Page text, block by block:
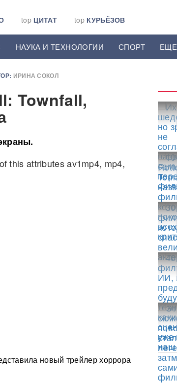
top ЦИТАТ top КУРЬЁЗОВ
НАУКА И ТЕХНОЛОГИИ СПОРТ ЕЩЕ
ИРИНА СОКОЛ
Townfall,
this attributes av1mp4, mp4,
новый трейлер хоррора